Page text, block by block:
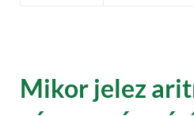
Mikor jelez